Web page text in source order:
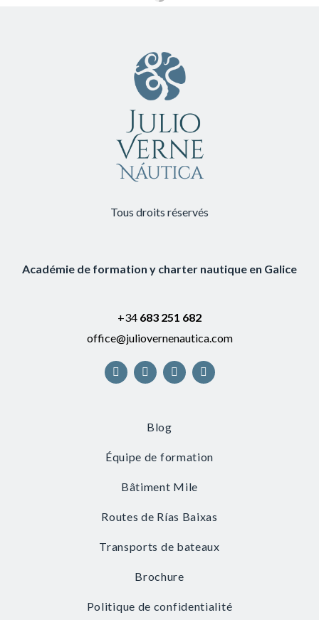
Tous droits réservés
Académie de formation y charter nautique en Galice
+34 683 251 682
office@juliovernenautica.com
Blog
Équipe de formation
Bâtiment Mile
Routes de Rías Baixas
Transports de bateaux
Brochure
Politique de confidentialité